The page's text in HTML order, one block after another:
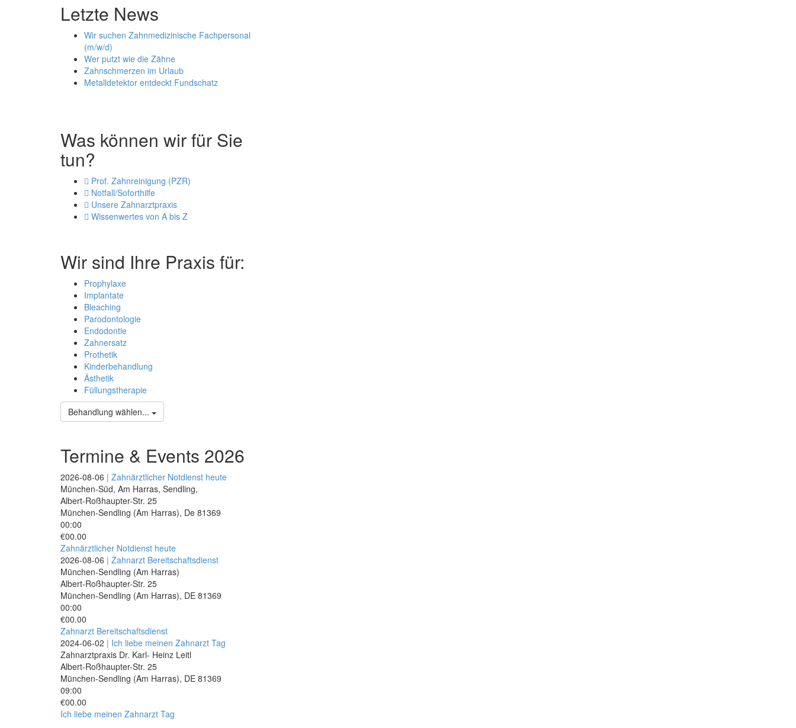
Letzte News
Wir suchen Zahnmedizinische Fachpersonal
(m/w/d)
Wer putzt wie die Zähne
Zahnschmerzen im Urlaub
Metalldetektor entdeckt Fundschatz
Was können wir für Sie
tun?
Prof. Zahnreinigung (PZR)
Notfall/Soforthilfe
Unsere Zahnarztpraxis
Wissenwertes von A bis Z
Wir sind Ihre Praxis für:
Prophylaxe
Implantate
Bleaching
Parodontologie
Endodontie
Zahnersatz
Prothetik
Kinderbehandlung
Ästhetik
Füllungstherapie
Behandlung wählen...
Termine & Events 2026
2026-08-06 | Zahnärztlicher Notdienst heute
München-Süd, Am Harras, Sendling,
Albert-Roßhaupter-Str. 25
München-Sendling (Am Harras), De 81369
00:00
€00.00
Zahnärztlicher Notdienst heute
2026-08-06 | Zahnarzt Bereitschaftsdienst
München-Sendling (Am Harras)
Albert-Roßhaupter-Str. 25
München-Sendling (Am Harras), DE 81369
00:00
€00.00
Zahnarzt Bereitschaftsdienst
2024-06-02 | Ich liebe meinen Zahnarzt Tag
Zahnarztpraxis Dr. Karl- Heinz Leitl
Albert-Roßhaupter-Str. 25
München-Sendling (Am Harras), DE 81369
09:00
€00.00
Ich liebe meinen Zahnarzt Tag